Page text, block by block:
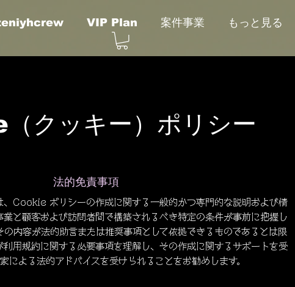
VIP Plan 案件事業 もっと見る
クッキー）ポリシー
法的免責事項
、Cookie ポリシーの作成に関する一般的かつ専門的な説明および情
と顧客および訪問者間で構築されるべき特定の条件が事前に把握し
の内容が法的助言または推奨事項として依拠できるものであるとは限
利用規約に関する必要事項を理解し、その作成に関するサポートを受
による法的アドバイスを受けられることをお勧めします。